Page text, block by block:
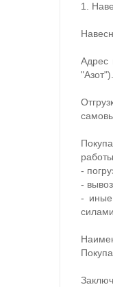
1.
Адрес
"Азот").
-
-
- иные